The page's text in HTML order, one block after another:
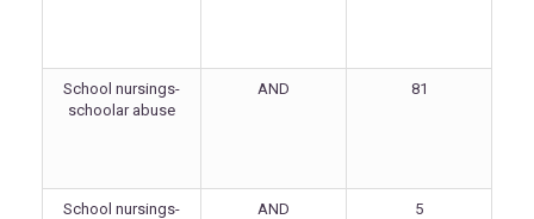
School nursings-
schoolar abuse
AND 81
School nursings-
AND 5